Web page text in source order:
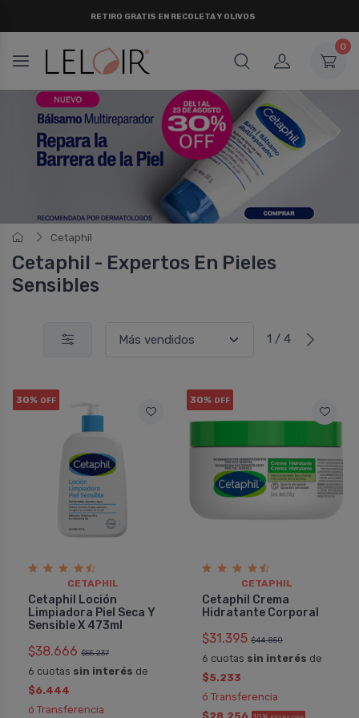
RETIRO GRATIS EN RECOLETA Y OLIVOS
0
Cetaphil
Cetaphil - Expertos En Pieles
Sensibles
1 / 4
30% OFF
CETAPHIL
Cetaphil Loción
Limpiadora Piel Seca Y
Sensible X 473ml
$38.666 $55.237
6 cuotas sin interés de
$6.444
ó Transferencia
30% OFF
CETAPHIL
Cetaphil Crema
Hidratante Corporal
$31.395 $44.850
6 cuotas sin interés de
$5.233
ó Transferencia